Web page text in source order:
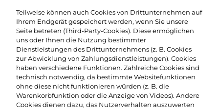
Teilweise können auch Cookies von Drittunternehmen auf
Ihrem Endgerät gespeichert werden, wenn Sie unsere
Seite betreten (Third-Party-Cookies). Diese ermöglichen
uns oder Ihnen die Nutzung bestimmter
Dienstleistungen des Drittunternehmens (z. B. Cookies
zur Abwicklung von Zahlungsdienstleistungen). Cookies
haben verschiedene Funktionen. Zahlreiche Cookies sind
technisch notwendig, da bestimmte Websitefunktionen
ohne diese nicht funktionieren würden (z. B. die
Warenkorbfunktion oder die Anzeige von Videos). Andere
Cookies dienen dazu, das Nutzerverhalten auszuwerten